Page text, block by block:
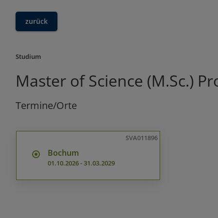
zurück
Studium
Master of Science (M.Sc.)
Termine/Orte
SVA011896
Bochum
01.10.2026-31.03.2029